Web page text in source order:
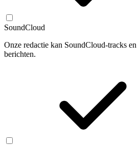
SoundCloud
Onze redactie kan SoundCloud-tracks
berichten.